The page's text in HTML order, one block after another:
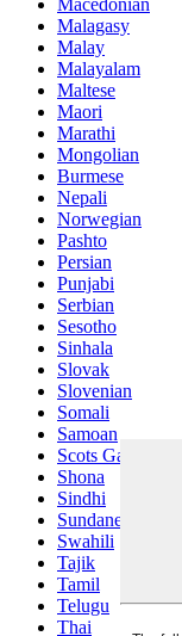
Macedonian
Malagasy
Malay
Malayalam
Maltese
Maori
Marathi
Mongolian
Burmese
Nepali
Norwegian
Pashto
Persian
Punjabi
Serbian
Sesotho
Sinhala
Slovak
Slovenian
Somali
Samoan
Scots Gaelic
Shona
Sindhi
Sundanese
Swahili
Tajik
Tamil
Telugu
Thai